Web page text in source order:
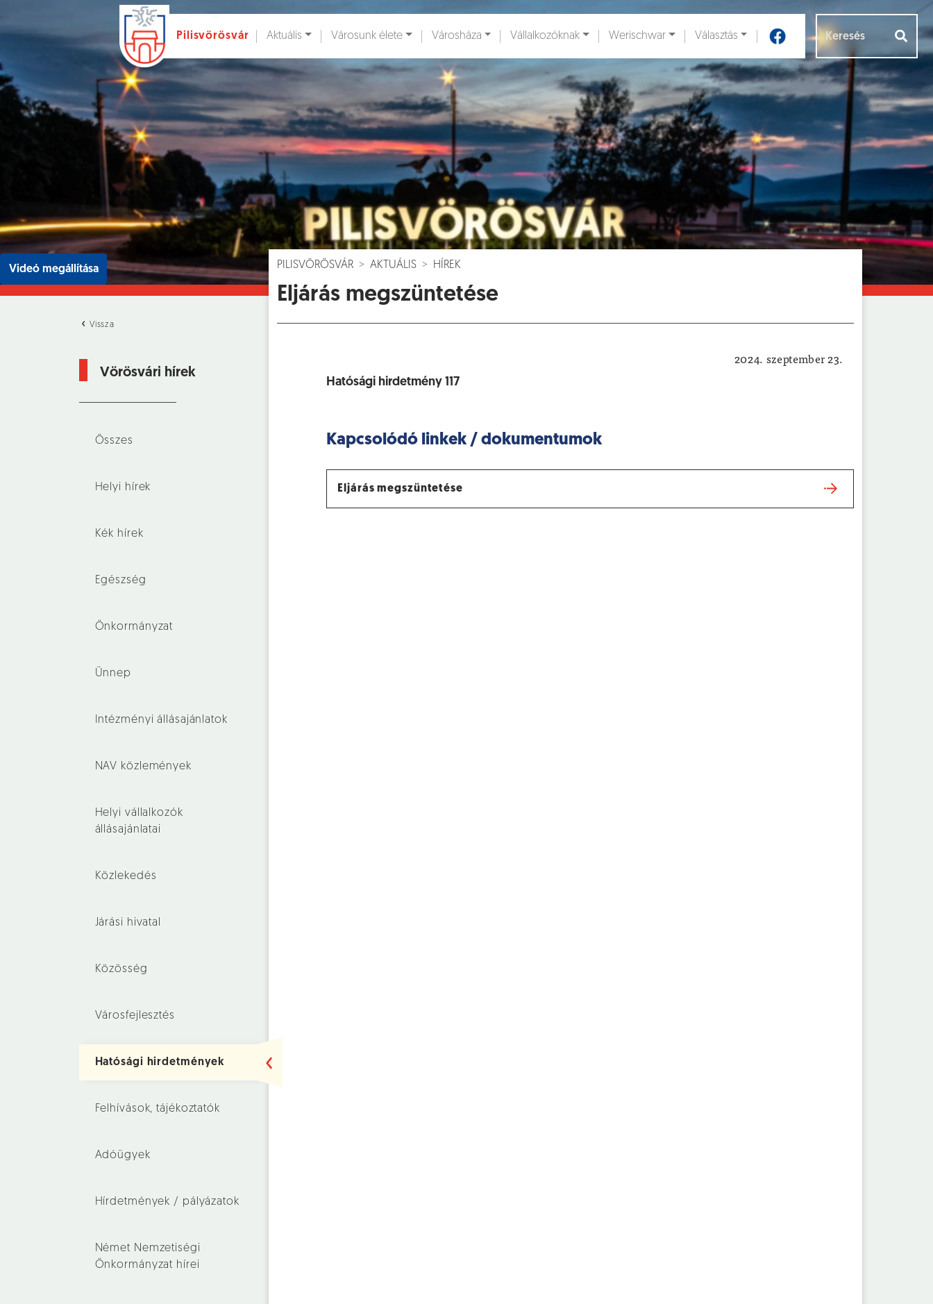
Ugrás a fő tartalomhoz
Pilisvörösvár Aktuális Városunk élete Városháza Vállalkozóknak Werischwar Választás
Videó megállítása
Vissza
Vörösvári hírek
Összes
Helyi hírek
Kék hírek
Egészség
Önkormányzat
Ünnep
Intézményi állásajánlatok
NAV közlemények
Helyi vállalkozók
állásajánlatai
Közlekedés
Járási hivatal
Közösség
Városfejlesztés
Hatósági hirdetmények
Felhívások, tájékoztatók
Adóügyek
Hírdetmények / pályázatok
Német Nemzetiségi
Önkormányzat hírei
PILISVÖRÖSVÁR AKTUÁLIS HÍREK
Eljárás megszüntetése
Hatósági hirdetmények
2024. szeptember 23.
Hatósági hirdetmény 117
Kapcsolódó linkek / dokumentumok
Eljárás megszüntetése
Hírek [] Események [] Dokumentumok [ Aloldalak [ ]